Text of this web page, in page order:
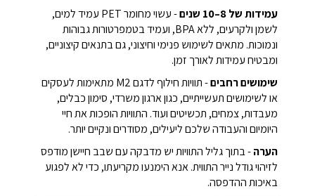
עמידות של 8–10 שנים
- עשוי מחומר PET עמיד למים,
לשמן ולקרעים, ללא BPA, ועמיד בטמפרטורות גבוהות
ונמוכות. מתאים לשימוש פנימי וחיצוני, גם בתנאים קיצוניים,
ומבטיח עמידות לאורך זמן.
שימושים רחבים
- תוויות חילוף לדגם M2 מתאימות לעסקים
או לשימושים תעשייתיים, כגון ארגון משרדי, סימון כבלים,
מעבדות, צמחים, תכשיטים ועוד. התוויות הופכות את חיי
היומיום והעבודה שלכם ליעילים, מסודרים ונקיים יותר.
הערה- בתוך גליל התוויות יש מדבקה עם שבב חיישן מודפס
לזיהוי גודל נייר התווית. אנא הימנעו מקריעתו, כדי לא לפגוע
באיכות ההדפסה.